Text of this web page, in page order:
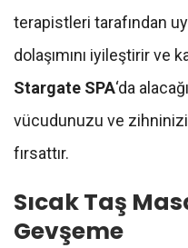
terapistleri tarafından
dolaşımını iyileştirir ve
Stargate SPA‘da
vücudunuzu ve
fırsattır.
Sıcak Taş
Gevşeme